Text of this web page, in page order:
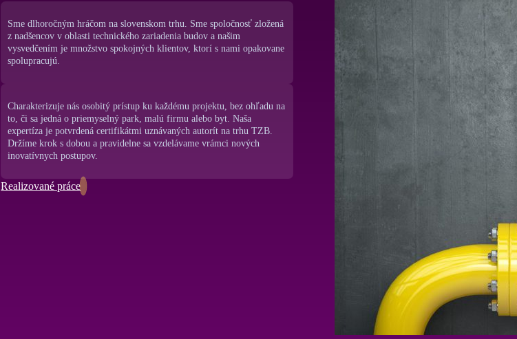
Sme dlhoročným hráčom na slovenskom trhu. Sme spoločnosť zložená
z nadšencov v oblasti technického zariadenia budov a našim
vysvedčením je množstvo spokojných klientov, ktorí s nami opakovane
spolupracujú.
Charakterizuje nás osobitý prístup ku každému projektu, bez ohľadu na
to, či sa jedná o priemyselný park, malú firmu alebo byt. Naša
expertíza je potvrdená certifikátmi uznávaných autorít na trhu TZB.
Držíme krok s dobou a pravidelne sa vzdelávame vrámci nových
inovatívnych postupov.
Realizované práce